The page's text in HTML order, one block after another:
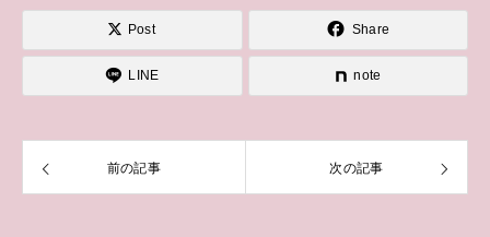
Post Share
LINE note
前の記事 次の記事